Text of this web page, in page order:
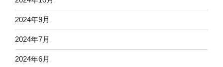
2024年9月
2024年7月
2024年6月